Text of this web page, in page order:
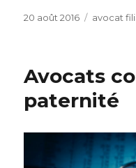
Publié
20 août 2016 avocat
Avocats
paternité